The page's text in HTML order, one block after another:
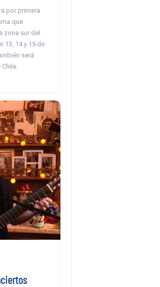
por primera
que
zona sur del
13, 14 y 15 de
será